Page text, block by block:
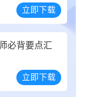
立即下载
必背要点汇
立即下载